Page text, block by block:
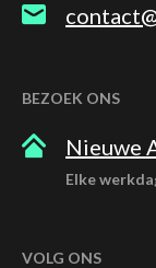
BEZOEK ONS
Nieuwe
Elke
VOLG ONS